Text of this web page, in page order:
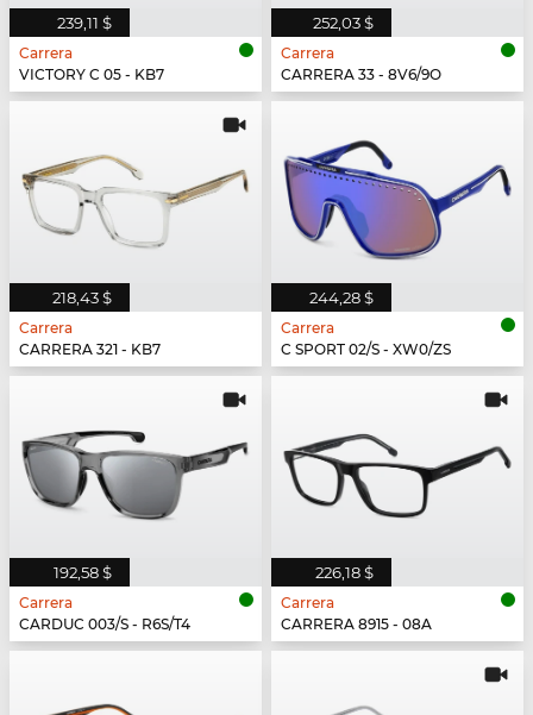
239,11 $
Carrera
VICTORY C 05 - KB7
252,03 $
Carrera
CARRERA 33 - 8V6/9O
218,43 $
Carrera
CARRERA 321 - KB7
244,28 $
Carrera
C SPORT 02/S - XW0/ZS
192,58 $
Carrera
CARDUC 003/S - R6S/T4
226,18 $
Carrera
CARRERA 8915 - 08A